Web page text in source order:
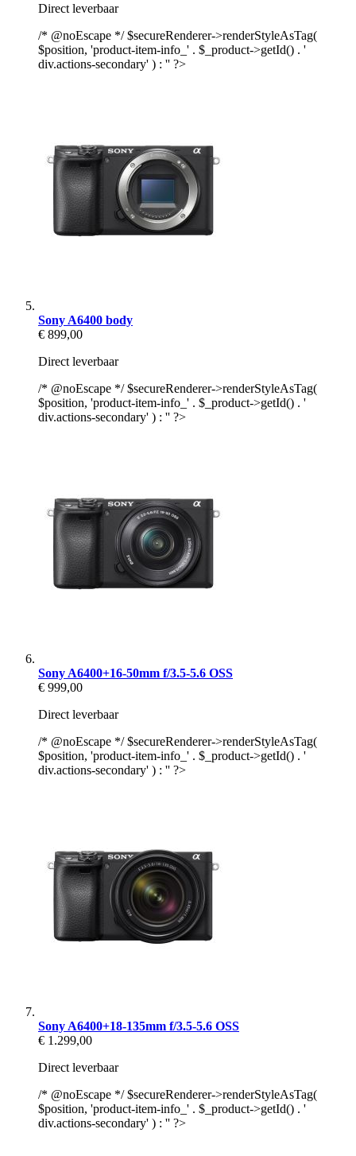
Direct leverbaar
/* @noEscape */ $secureRenderer->renderStyleAsTag(
$position, 'product-item-info_' . $_product->getId() . '
div.actions-secondary' ) : '' ?>
Sony A6400 body
€ 899,00
Direct leverbaar
/* @noEscape */ $secureRenderer->renderStyleAsTag(
$position, 'product-item-info_' . $_product->getId() . '
div.actions-secondary' ) : '' ?>
Sony A6400+16-50mm f/3.5-5.6 OSS
€ 999,00
Direct leverbaar
/* @noEscape */ $secureRenderer->renderStyleAsTag(
$position, 'product-item-info_' . $_product->getId() . '
div.actions-secondary' ) : '' ?>
Sony A6400+18-135mm f/3.5-5.6 OSS
€ 1.299,00
Direct leverbaar
/* @noEscape */ $secureRenderer->renderStyleAsTag(
$position, 'product-item-info_' . $_product->getId() . '
div.actions-secondary' ) : '' ?>